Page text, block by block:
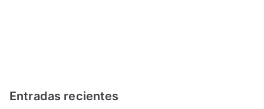
Entradas recientes